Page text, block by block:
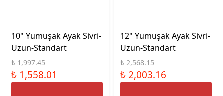
10" Yumuşak Ayak Sivri-
Uzun-Standart
₺ 1,997.45
₺ 1,558.01
12" Yumuşak Ayak Sivri-
Uzun-Standart
₺ 2,568.15
₺ 2,003.16